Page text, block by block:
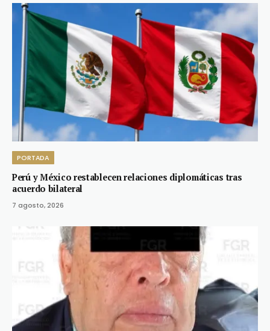
PORTADA
Perú y México restablecen relaciones diplomáticas tras
acuerdo bilateral
7 agosto, 2026